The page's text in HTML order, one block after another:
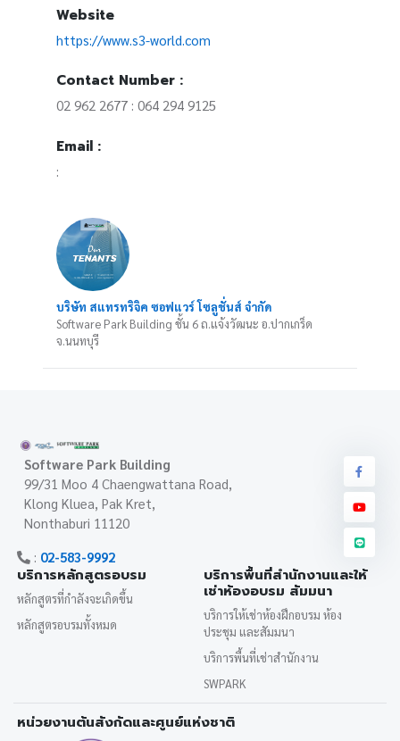
บริษัท สแทรทริจิค ซอฟแวร์ โซลูชั่นส์ จำกัด
Software Park Building ชั้น 6 ถ.แจ้งวัฒนะ อ.ปากเกร็ด
จ.นนทบุรี
Website
https://www.s3-world.com
Contact Number :
02 962 2677 : 064 294 9125
Email :
:
Software Park Building
99/31 Moo 4 Chaengwattana Road,
Klong Kluea, Pak Kret,
Nonthaburi 11120
: 02-583-9992
บริการหลักสูตรอบรม
หลักสูตรที่กำลังจะเกิดขึ้น
หลักสูตรอบรมทั้งหมด
บริการพื้นที่สำนักงานและให้
เช่าห้องอบรม สัมมนา
บริการให้เช่าห้องฝึกอบรม ห้อง
ประชุม และสัมมนา
บริการพื้นที่เช่าสำนักงาน
SWPARK
หน่วยงานต้นสังกัดและศูนย์แห่งชาติ